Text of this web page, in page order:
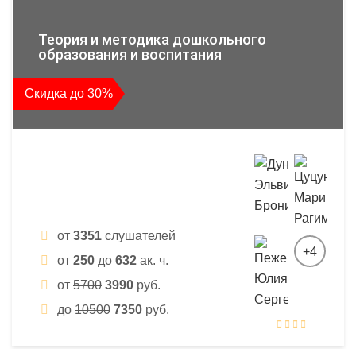
Теория и методика дошкольного
образования и воспитания
Скидка до 30%
от 3351 слушателей
от 250 до 632 ак. ч.
от 5700 3990 руб.
до 10500 7350 руб.
+4